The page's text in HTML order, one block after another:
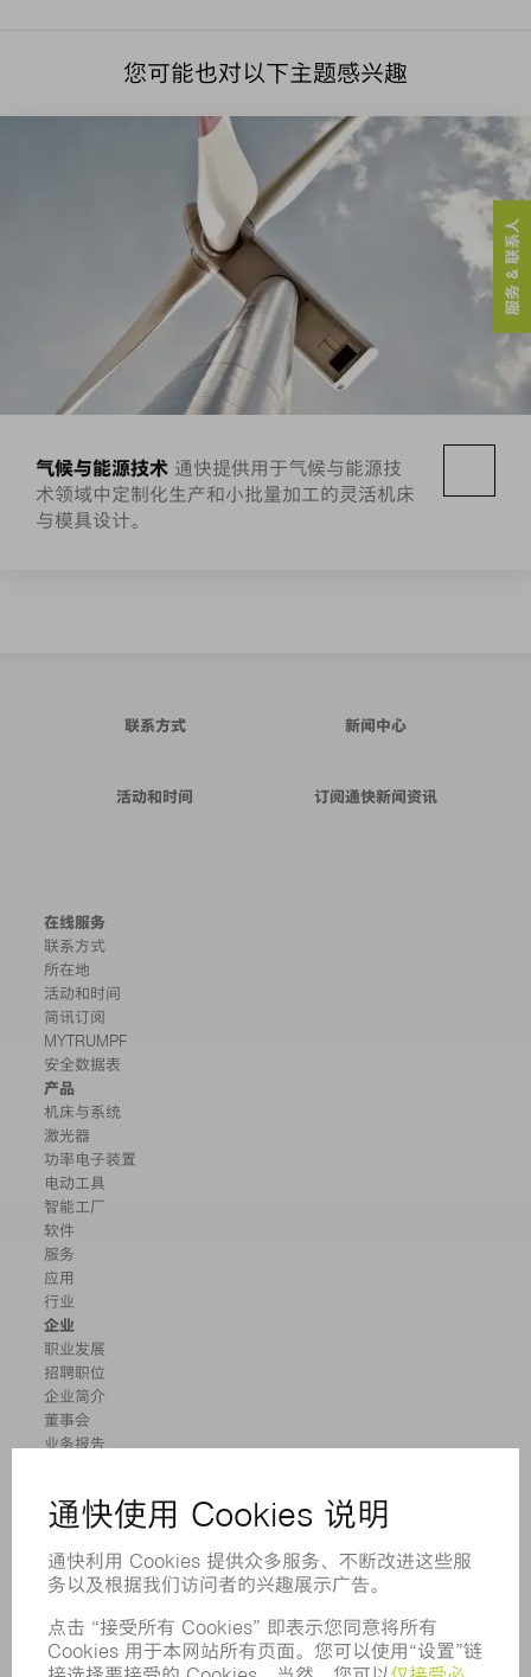
您可能也对以下主题感兴趣
气候与能源技术 通快提供用于气候与能源技
术领域中定制化生产和小批量加工的灵活机床
与模具设计。
服务 & 联系人
联系方式 新闻中心
活动和时间 订阅通快新闻资讯
在线服务
联系方式
所在地
活动和时间
简讯订阅
MYTRUMPF
安全数据表
产品
机床与系统
激光器
功率电子装置
电动工具
智能工厂
软件
服务
应用
行业
企业
职业发展
招聘职位
企业简介
董事会
业务报告
举报系统
新闻稿
杂志
环境和气候
社会和公共事务